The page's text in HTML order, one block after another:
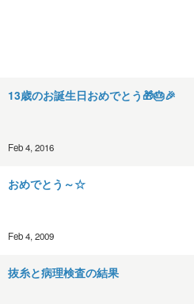
13歳のお誕生日おめでとう🎁🎂🎉
Feb 4, 2016
おめでとう～☆
Feb 4, 2009
抜糸と病理検査の結果